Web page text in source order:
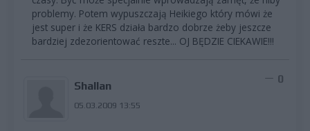
problemy. Potem wypuszczają Heikiego który mówi że
jest super i że KERS działa bardzo dobrze żeby jeszcze
bardziej zdezorientować reszte... OJ BĘDZIE CIEKAWIE!!!
Shallan
05.03.2009 13:55
0